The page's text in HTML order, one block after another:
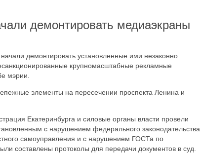
демонтировать медиаэкраны
демонтировать установленные ими незаконно
крупномасштабные рекламные
мэрии.
элементы на пересечении проспекта Ленина и
Екатеринбурга и силовые органы власти провели
с нарушением федерального законодательства
самоуправления и с нарушением ГОСТа по
составлены протоколы для передачи документов в суд.